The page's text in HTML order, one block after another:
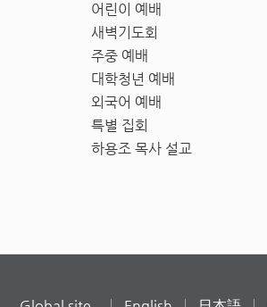
어린이 예배
새벽기도회
주중 예배
대학청년 예배
외국어 예배
특별 집회
하용조 목사 설교